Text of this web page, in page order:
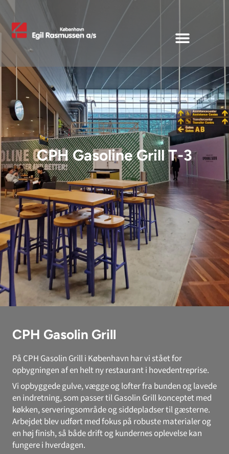
CPH Gasoline Grill T-3
CPH Gasolin Grill
På CPH Gasolin Grill i København har vi stået for
opbygningen af en helt ny restaurant i hovedentreprise.
Vi opbyggede gulve, vægge og lofter fra bunden og lavede
en indretning, som passer til Gasolin Grill konceptet med
køkken, serveringsområde og siddepladser til gæsterne.
Arbejdet blev udført med fokus på robuste materialer og
en høj finish, så både drift og kundernes oplevelse kan
fungere i hverdagen.